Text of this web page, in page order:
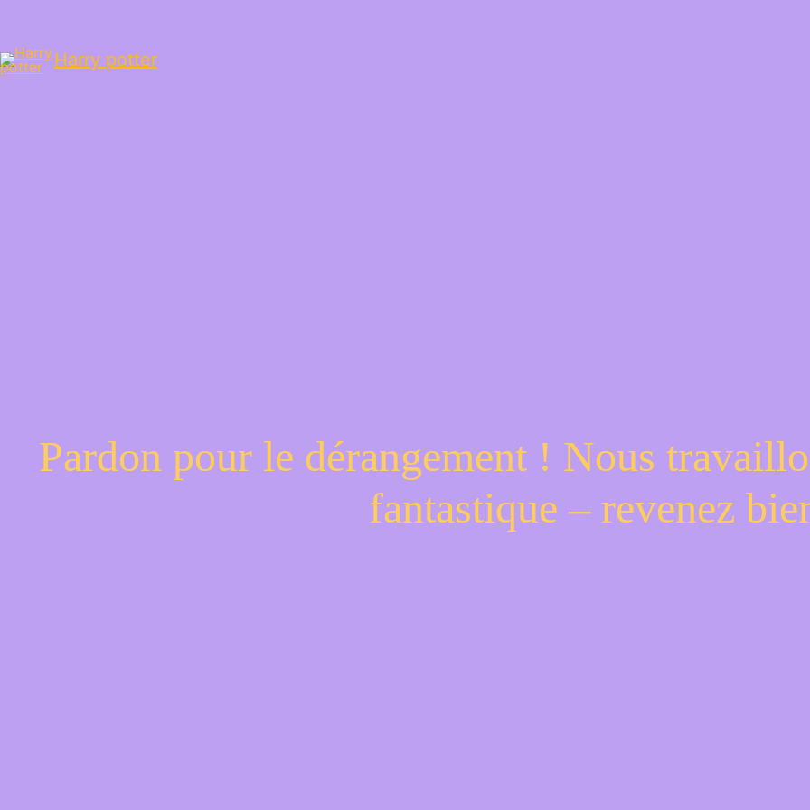
Harry potter
Pardon pour le dérangement ! Nous
fantastique – revenez